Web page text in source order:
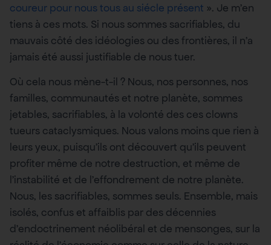
coureur pour nous tous au siécle présent ». Je m’en
tiens à ces mots. Si nous sommes sacrifiables, du
mauvais côté des idéologies ou des frontières, il n’a
jamais été aussi justifiable de nous tuer.
Où cela nous mène-t-il ? Nous, nos personnes, nos
familles, communautés et notre planète, sommes
jetables, sacrifiables, à la volonté des ces clowns
tueurs cataclysmiques. Nous valons moins que rien à
leurs yeux, puisqu’ils ont découvert qu’ils peuvent
profiter même de notre destruction, et même de
l’instabilité et de l’effondrement de notre planète.
Nous, les sacrifiables, sommes seuls. Ensemble, mais
isolés, confus et affaiblis par des décennies
d’endoctrinement néolibéral et de mensonges, sur la